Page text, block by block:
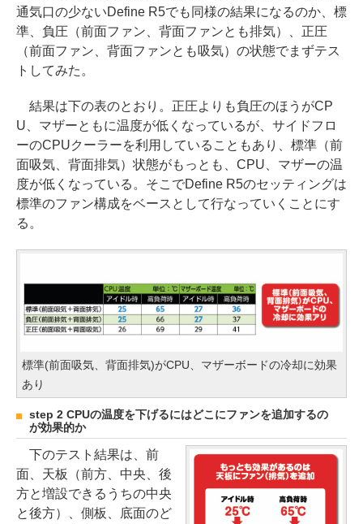
通気口の少ないDefine R5でも同様の結果になるのか、標
準、負圧（前面ファン、背面ファンとも排気）、正圧
（前面ファン、背面ファンとも吸気）の状態でまずテス
トしてみた。
結果は下の表のとおり。正圧よりも負圧のほうがCP
U、マザーともに温度が低くなっているが、サイドフロ
ーのCPUクーラーを利用していることもあり、標準（前
面吸気、背面排気）状態がもっとも、CPU、マザーの温
度が低くなっている。そこでDefine R5のセッティングは
標準のファン構成をベースとして行なっていくことにす
る。
標準(前面吸気、背面排気)がCPU、マザーボードの冷却に効果
あり
step 2 CPUの温度を下げるにはどこにファンを追加するの
が効果的か
下のテスト結果は、前
面、天板（前方、中央、後
方と増設できるうちの中央
と後方）、側板、底面のど